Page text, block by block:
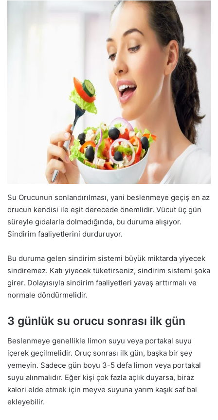
Su Orucunun sonlandırılması, yani beslenmeye geçiş en az
orucun kendisi ile eşit derecede önemlidir. Vücut üç gün
süreyle gıdalarla dolmadığında, bu duruma alışıyor.
Sindirim faaliyetlerini durduruyor.
Bu duruma gelen sindirim sistemi büyük miktarda yiyecek
sindiremez. Katı yiyecek tüketirseniz, sindirim sistemi şoka
girer. Dolayısıyla sindirim faaliyetleri yavaş arttırmalı ve
normale döndürmelidir.
3 günlük su orucu sonrası ilk gün
Beslenmeye genellikle limon suyu veya portakal suyu
içerek geçilmelidir. Oruç sonrası ilk gün, başka bir şey
yemeyin. Sadece gün boyu 3-5 defa limon veya portakal
suyu alınmalıdır. Eğer kişi çok fazla açlık duyarsa, biraz
kalori elde etmek için meyve suyuna yarım kaşık saf bal
ekleyebilir.